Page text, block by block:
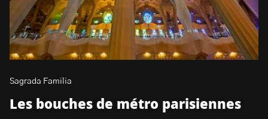
Sagrada Familia
Les bouches de métro parisiennes